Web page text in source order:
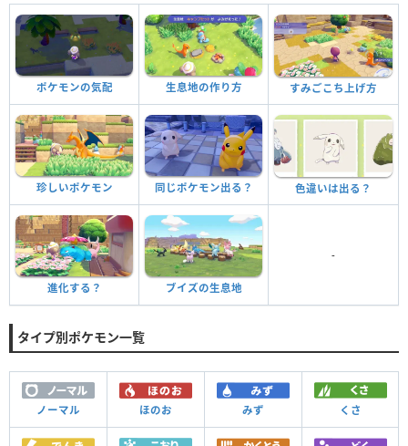
ポケモンの気配 生息地の作り方 すみごこち上げ方
珍しいポケモン 同じポケモン出る？ 色違いは出る？
進化する？ ブイズの生息地
-
タイプ別ポケモン一覧
ノーマル ほのお みず くさ